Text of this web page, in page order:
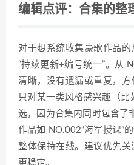
编辑点评：合集的整
对于想系统收集豪歌作品
“持续更新+编号统一”。从
清晰，没有遗漏或重复，
只对某一类风格感兴趣（比
选，因为合集内同时包含了
作品如 NO.002“海军授课”
整体保持在线。建议优先
更稳定。